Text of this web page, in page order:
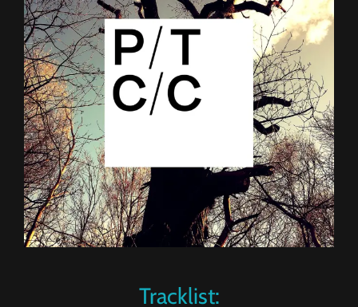
Tracklist: